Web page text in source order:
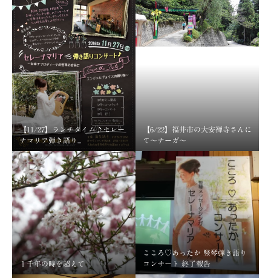
【11/27】ランチタイム♪セレー
ナマリア弾き語り...
【6/22】福井市の大安禅寺さんに
て～ナーガ～
１千年の時を超えて
こころ♡あったか 竪琴弾き語り
コンサート 終了報告